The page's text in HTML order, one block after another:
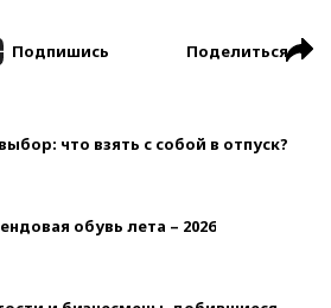
Подпишись Поделиться
что взять с собой в отпуск?
обувь лета – 2026